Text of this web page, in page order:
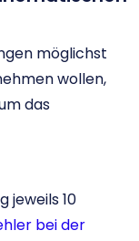
möglichst
wollen,
das
jeweils 10
bei der